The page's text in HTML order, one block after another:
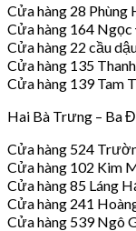
Cửa hàng 28
Cửa hàng 164
Cửa hàng 22 cầu
Cửa hàng 135
Cửa hàng 139 Tam
Hai Bà Trưng – Ba
Cửa hàng 524
Cửa hàng 102 Kim
Cửa hàng 85 Láng
Cửa hàng 241
Cửa hàng 539 Ngô